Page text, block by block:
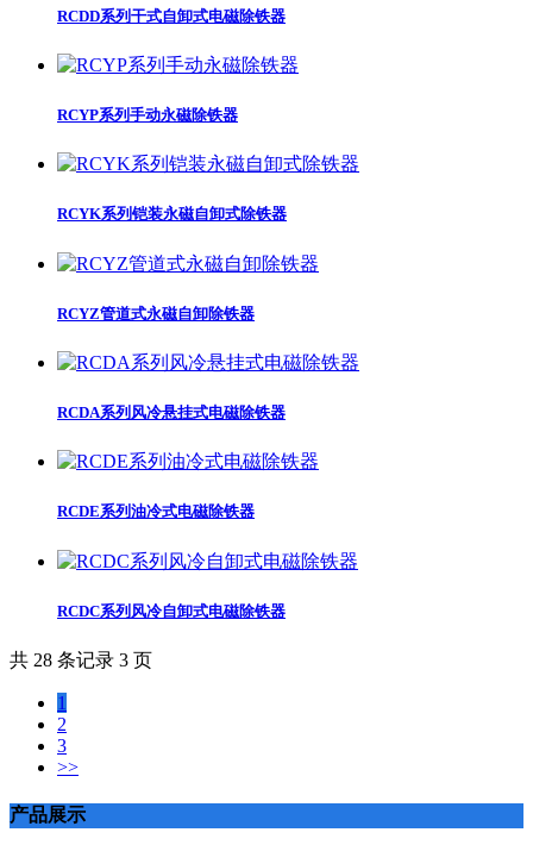
RCDD系列干式自卸式电磁除铁器
RCYP系列手动永磁除铁器
RCYK系列铠装永磁自卸式除铁器
RCYZ管道式永磁自卸除铁器
RCDA系列风冷悬挂式电磁除铁器
RCDE系列油冷式电磁除铁器
RCDC系列风冷自卸式电磁除铁器
共 28 条记录 3 页
1
2
3
>>
产品展示